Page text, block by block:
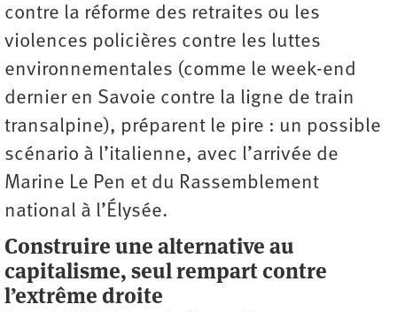
contre la réforme des retraites ou les
violences policières contre les luttes
environnementales (comme le week-end
dernier en Savoie contre la ligne de train
transalpine), préparent le pire : un possible
scénario à l’italienne, avec l’arrivée de
Marine Le Pen et du Rassemblement
national à l’Élysée.
Construire une alternative au
capitalisme, seul rempart contre
l’extrême droite